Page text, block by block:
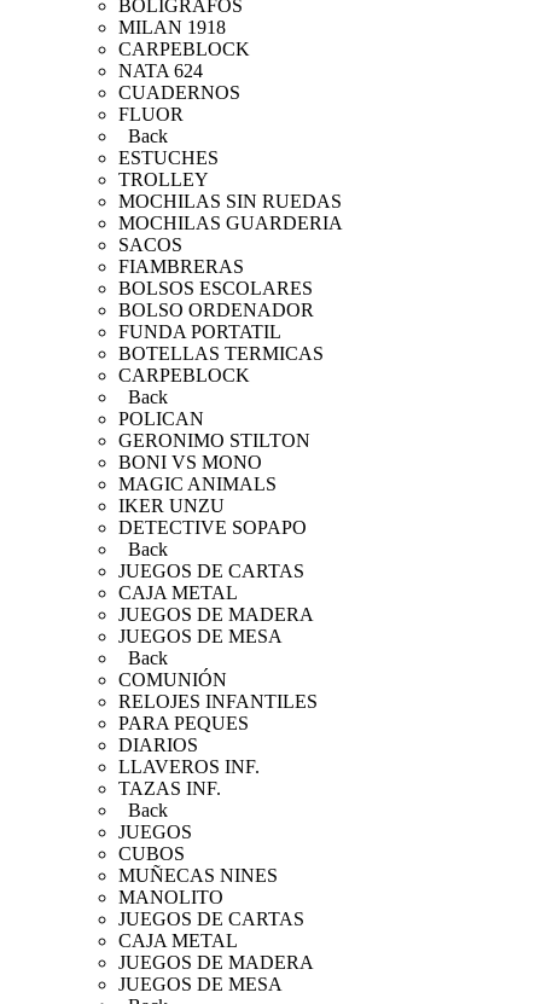
BOLIGRAFOS
MILAN 1918
CARPEBLOCK
NATA 624
CUADERNOS
FLUOR
Back
ESTUCHES
TROLLEY
MOCHILAS SIN RUEDAS
MOCHILAS GUARDERIA
SACOS
FIAMBRERAS
BOLSOS ESCOLARES
BOLSO ORDENADOR
FUNDA PORTATIL
BOTELLAS TERMICAS
CARPEBLOCK
Back
POLICAN
GERONIMO STILTON
BONI VS MONO
MAGIC ANIMALS
IKER UNZU
DETECTIVE SOPAPO
Back
JUEGOS DE CARTAS
CAJA METAL
JUEGOS DE MADERA
JUEGOS DE MESA
Back
COMUNIÓN
RELOJES INFANTILES
PARA PEQUES
DIARIOS
LLAVEROS INF.
TAZAS INF.
Back
JUEGOS
CUBOS
MUÑECAS NINES
MANOLITO
JUEGOS DE CARTAS
CAJA METAL
JUEGOS DE MADERA
JUEGOS DE MESA